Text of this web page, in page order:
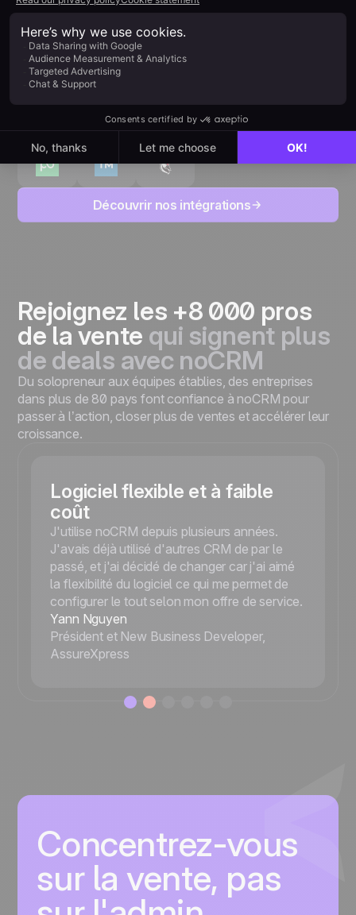
Découvrir nos intégrations
Rejoignez les +8 000 pros
de la vente qui signent plus
de deals avec noCRM
Du solopreneur aux équipes établies, des entreprises
dans plus de 80 pays font confiance à noCRM pour
passer à l’action, closer plus de ventes et accélérer leur
croissance.
Logiciel flexible et à faible
coût
J'utilise noCRM depuis plusieurs années.
J'avais déjà utilisé d'autres CRM de par le
passé, et j'ai décidé de changer car j'ai aimé
la flexibilité du logiciel ce qui me permet de
configurer le tout selon mon offre de service.
Yann Nguyen
Président et New Business Developer,
AssureXpress
Concentrez-vous
sur la vente, pas